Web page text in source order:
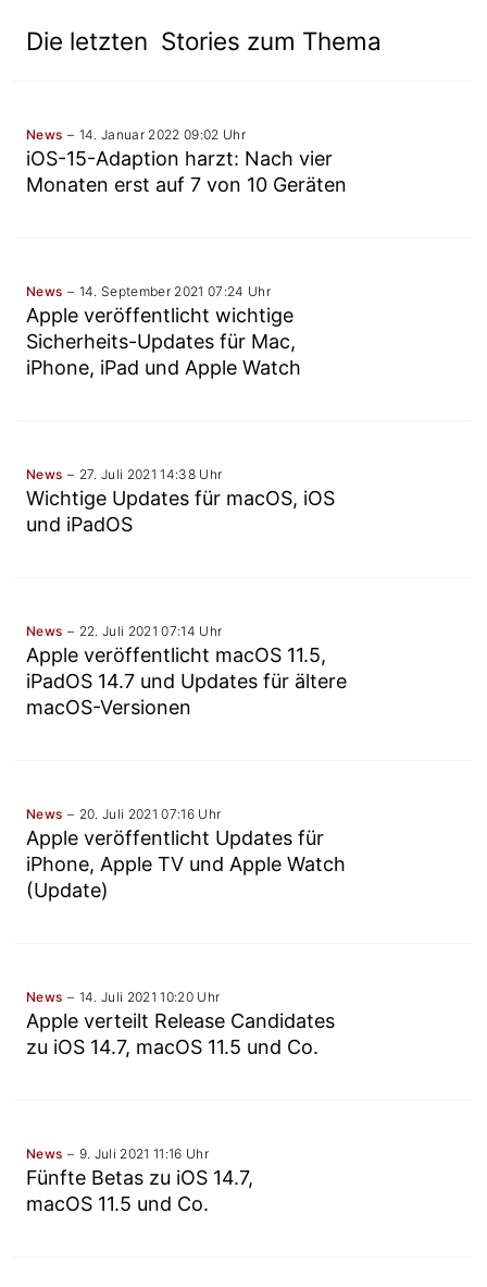
Die letzten Stories zum Thema
News 14. Januar 2022 09:02 Uhr
iOS-15-Adaption harzt: Nach vier
Monaten erst auf 7 von 10 Geräten
News 14. September 2021 07:24 Uhr
Apple veröffentlicht wichtige
Sicherheits-Updates für Mac,
iPhone, iPad und Apple Watch
News 27. Juli 2021 14:38 Uhr
Wichtige Updates für macOS, iOS
und iPadOS
News 22. Juli 2021 07:14 Uhr
Apple veröffentlicht macOS 11.5,
iPadOS 14.7 und Updates für ältere
macOS-Versionen
News 20. Juli 2021 07:16 Uhr
Apple veröffentlicht Updates für
iPhone, Apple TV und Apple Watch
(Update)
News 14. Juli 2021 10:20 Uhr
Apple verteilt Release Candidates
zu iOS 14.7, macOS 11.5 und Co.
News 9. Juli 2021 11:16 Uhr
Fünfte Betas zu iOS 14.7,
macOS 11.5 und Co.